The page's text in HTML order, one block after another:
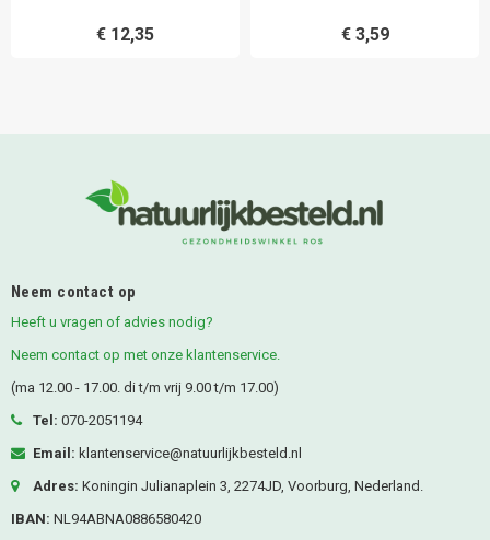
€ 12,35 € 3,59
Neem contact op
Heeft u vragen of advies nodig?
Neem contact op met onze klantenservice.
(ma 12.00 - 17.00. di t/m vrij 9.00 t/m 17.00)
Tel: 070-2051194
Email: klantenservice@natuurlijkbesteld.nl
Adres: Koningin Julianaplein 3, 2274JD, Voorburg, Nederland.
IBAN: NL94ABNA0886580420